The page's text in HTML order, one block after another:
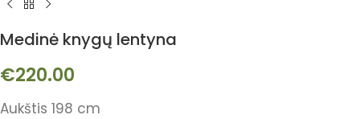
Medinė knygų lentyna
€220.00
Aukštis 198 cm